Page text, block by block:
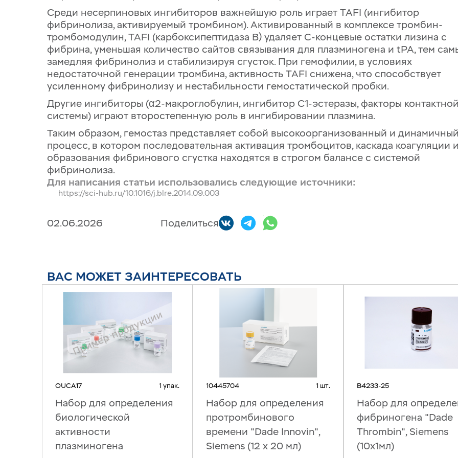
Среди несерпиновых ингибиторов важнейшую роль играет TAFI (ингибитор
фибринолиза, активируемый тромбином). Активированный в комплексе тромбин-
тромбомодулин, TAFI (карбоксипептидаза B) удаляет С-концевые остатки лизина с
фибрина, уменьшая количество сайтов связывания для плазминогена и tPA, тем
замедляя фибринолиз и стабилизируя сгусток. При гемофилии, в условиях
недостаточной генерации тромбина, активность TAFI снижена, что способствует
усиленному фибринолизу и нестабильности гемостатической пробки.
Другие ингибиторы (α2-макроглобулин, ингибитор C1-эстеразы, факторы контактной
системы) играют второстепенную роль в ингибировании плазмина.
Таким образом, гемостаз представляет собой высокоорганизованный и динамичный
процесс, в котором последовательная активация тромбоцитов, каскада коагуляции и
образования фибринового сгустка находятся в строгом балансе с системой
фибринолиза.
Для написания статьи использовались следующие источники:
https://sci-hub.ru/10.1016/j.blre.2014.09.003
02.06.2026 Поделиться
ВАС МОЖЕТ ЗАИНТЕРЕСОВАТЬ
OUCA17 1 упак.
Набор для определения
биологической
активности
плазминогена
10445704 1 шт.
Набор для определения
протромбинового
времени "Dade Innovin",
Siemens (12 х 20 мл)
B4233-25
Набор для
фибриногена "Dade
Thrombin", Siemens
(10x1мл)